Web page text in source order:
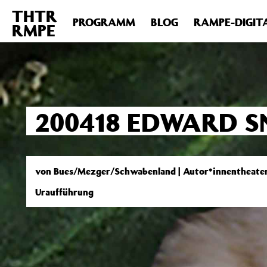
Deprecated : Die Funktion post_permalink ist seit Version
includes/functions.phpon line6031
THTR
RMPE PROGRAMM BLOG RAMPE-
200418 EDWARD
von Bues/Mezger/Schwabenland |
Uraufführung